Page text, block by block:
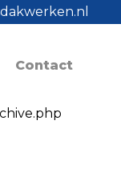
Contact